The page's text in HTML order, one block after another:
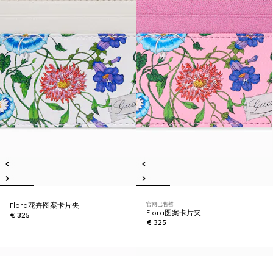
Flora花卉图案卡片夹
€ 325
官网已售罄
Flora图案卡片夹
€ 325